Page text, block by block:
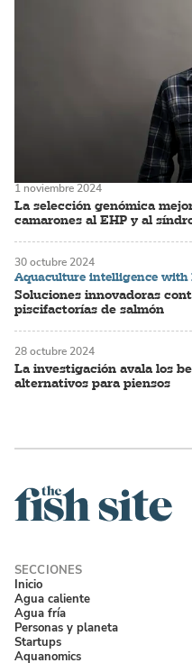
La selección genómica
camarones al EHP y al
1 noviembre 2024
Aquaculture intelligence with
Soluciones innovadoras
piscifactorías de salmón
30 octubre 2024
La investigación avala los
alternativos para piensos
28 octubre 2024
Inicio
Agua caliente
Agua fría
Personas y planeta
Startups
Aquanomics